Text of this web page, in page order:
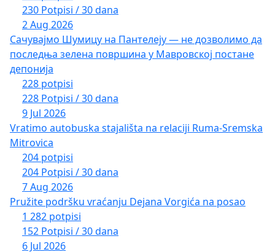
230 Potpisi / 30 dana
2 Aug 2026
Сачувајмо Шумицу на Пантелеју — не дозволимо да
последња зелена површина у Мавровској постане
депонија
228 potpisi
228 Potpisi / 30 dana
9 Jul 2026
Vratimo autobuska stajališta na relaciji Ruma-Sremska
Mitrovica
204 potpisi
204 Potpisi / 30 dana
7 Aug 2026
Pružite podršku vraćanju Dejana Vorgića na posao
1 282 potpisi
152 Potpisi / 30 dana
6 Jul 2026